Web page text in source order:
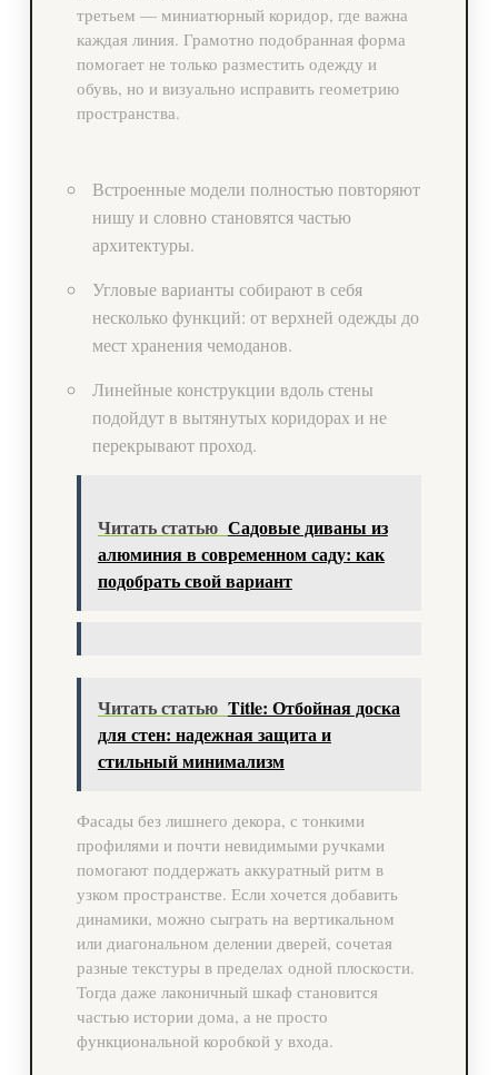
третьем — миниатюрный коридор, где важна
каждая линия. Грамотно подобранная форма
помогает не только разместить одежду и
обувь, но и визуально исправить геометрию
пространства.
Встроенные модели полностью повторяют
нишу и словно становятся частью
архитектуры.
Угловые варианты собирают в себя
несколько функций: от верхней одежды до
мест хранения чемоданов.
Линейные конструкции вдоль стены
подойдут в вытянутых коридорах и не
перекрывают проход.
Читать статью Садовые диваны из
алюминия в современном саду: как
подобрать свой вариант
Читать статью Title: Отбойная доска
для стен: надежная защита и
стильный минимализм
Фасады без лишнего декора, с тонкими
профилями и почти невидимыми ручками
помогают поддержать аккуратный ритм в
узком пространстве. Если хочется добавить
динамики, можно сыграть на вертикальном
или диагональном делении дверей, сочетая
разные текстуры в пределах одной плоскости.
Тогда даже лаконичный шкаф становится
частью истории дома, а не просто
функциональной коробкой у входа.